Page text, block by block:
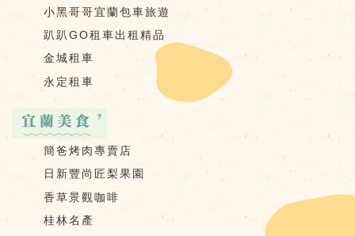
小黑哥哥宜蘭包車旅遊
趴趴GO租車出租精品
金城租車
永定租車
簡爸烤肉專賣店
日新豐尚匠梨果園
香草景觀咖啡
桂林名產